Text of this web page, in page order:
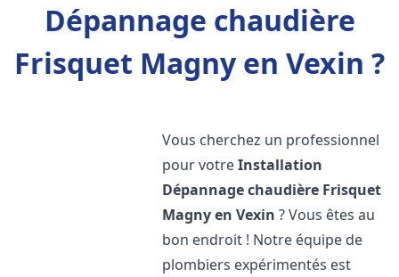
Dépannage chaudière
Frisquet Magny en Vexin ?
Vous cherchez un professionnel
pour votreInstallation
Dépannage chaudière Frisquet
Magny en Vexin ? Vous êtes au
bon endroit ! Notre équipe de
plombiers expérimentés est